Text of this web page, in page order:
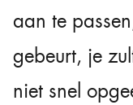
aan te
gebeurt, je
niet snel